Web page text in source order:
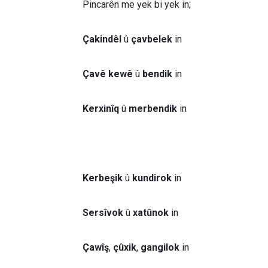
Pincarên me yek bi yek in;
Çakindêl û çavbelek in
Çavê kewê û bendik in
Kerxinîq û merbendik in
Kerbeşik û kundirok in
Sersîvok û xatûnok in
Çawîş, çûxik, gangilok in